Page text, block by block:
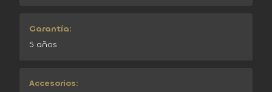
Garantía:
5 años
Accesorios: